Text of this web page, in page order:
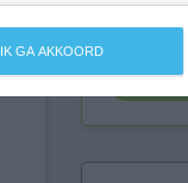
IK GA AKKOORD